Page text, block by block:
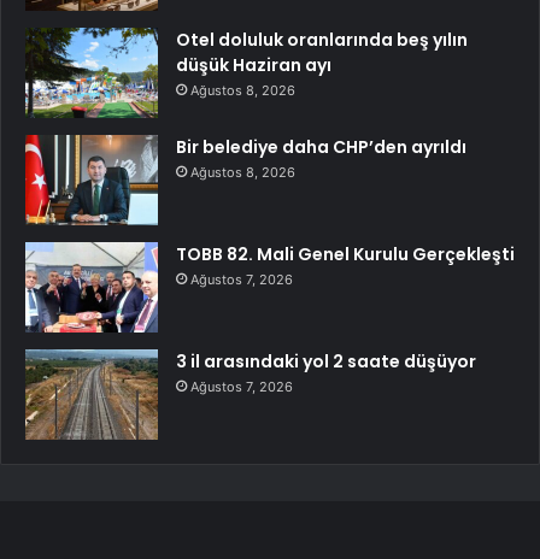
Otel doluluk oranlarında beş yılın
düşük Haziran ayı
Ağustos 8, 2026
Bir belediye daha CHP’den ayrıldı
Ağustos 8, 2026
TOBB 82. Mali Genel Kurulu Gerçekleşti
Ağustos 7, 2026
3 il arasındaki yol 2 saate düşüyor
Ağustos 7, 2026